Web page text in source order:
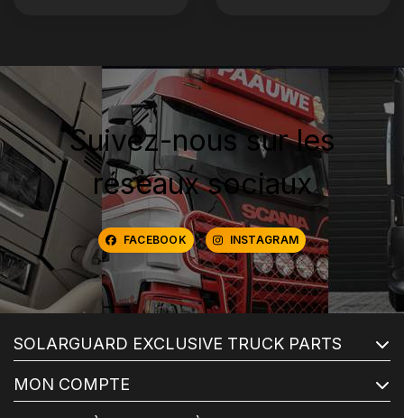
Suivez-nous sur les
réseaux sociaux
FACEBOOK INSTAGRAM
SOLARGUARD EXCLUSIVE TRUCK PARTS
MON COMPTE